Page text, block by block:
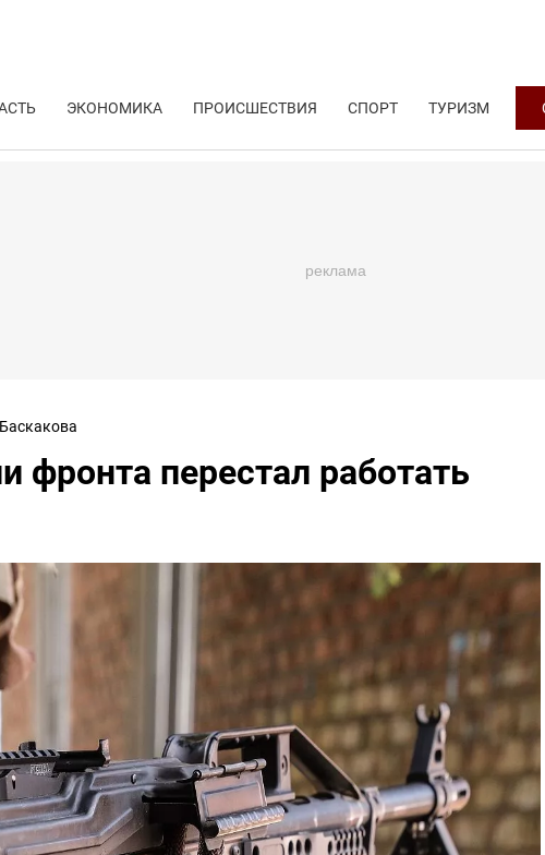
ЭКОНОМИКА ПРОИСШЕСТВИЯ СПОРТ ТУРИЗМ
фронта перестал работать